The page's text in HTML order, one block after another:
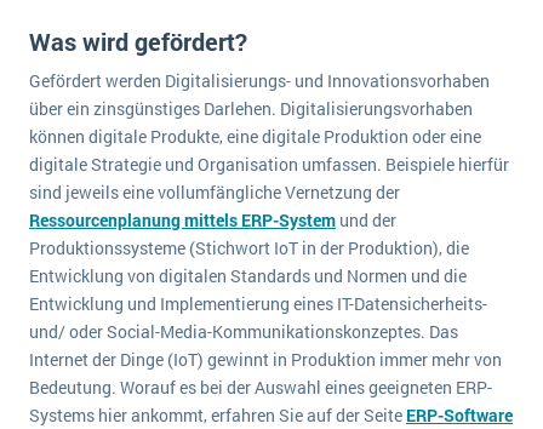
Datenintegration
Die „SaaSpocalypse“: Was ist das und was bedeutet es für die Zukunft von Unternehmenssoftware?
SAP investiert mit zwei strategischen Übernahmen in Enterprise-KI
ERP-Trends in der Produktion
NACHRICHTENARCHIV
Was wird gefördert?
Gefördert werden Digitalisierungs- und Innovationsvorhaben
über ein zinsgünstiges Darlehen. Digitalisierungsvorhaben
können digitale Produkte, eine digitale Produktion oder eine
digitale Strategie und Organisation umfassen. Beispiele hierfür
sind jeweils eine vollumfängliche Vernetzung der
Ressourcenplanung mittels ERP-System und der
Produktionssysteme (Stichwort IoT in der Produktion), die
Entwicklung von digitalen Standards und Normen und die
Entwicklung und Implementierung eines IT-Datensicherheits-
und/ oder Social-Media-Kommunikationskonzeptes. Das
Internet der Dinge (IoT) gewinnt in Produktion immer mehr von
Bedeutung. Worauf es bei der Auswahl eines geeigneten ERP-
Systems hier ankommt, erfahren Sie auf der Seite ERP-Software